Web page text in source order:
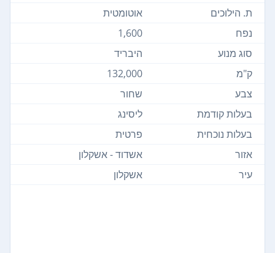
ת. הילוכים
אוטומטית
נפח
1,600
סוג מנוע
היבריד
ק"מ
132,000
צבע
שחור
בעלות קודמת
ליסינג
בעלות נוכחית
פרטית
אזור
אשדוד - אשקלון
עיר
אשקלון